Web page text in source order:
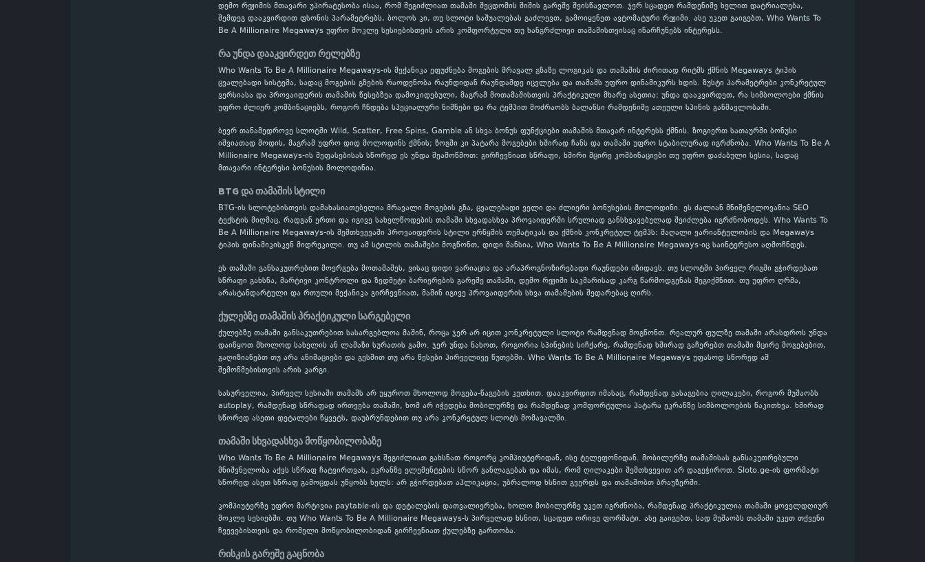
დემო რეჟიმის მთავარი უპირატესობა ისაა, რომ შეგიძლიათ თამაში შეცდომის შიშის გარეშე შეისწავლოთ. ჯერ სცადეთ რამდენიმე ხელით დატრიალება,
შემდეგ დააკვირდით ფსონის პარამეტრებს, ბოლოს კი, თუ სლოტი საშუალებას გაძლევთ, გამოიყენეთ ავტომატური რეჟიმი. ასე უკეთ გაიგებთ, Who Wants To
Be A Millionaire Megaways უფრო მოკლე სესიებისთვის არის კომფორტული თუ ხანგრძლივი თამაშისთვისაც ინარჩუნებს ინტერესს.
რა უნდა დააკვირდეთ რელებზე
Who Wants To Be A Millionaire Megaways-ის მექანიკა ეფუძნება მოგების მრავალ გზაზე ლოგიკას და თამაშის ძირითად რიტმს ქმნის Megaways ტიპის
ცვალებადი სისტემა, სადაც მოგების გზების რაოდენობა რაუნდიდან რაუნდამდე იცვლება და თამაშს უფრო დინამიკურს ხდის. ზუსტი პარამეტრები კონკრეტულ
ვერსიასა და პროვაიდერის თამაშის წესებზეა დამოკიდებული, მაგრამ მოთამაშისთვის პრაქტიკული მხარე ასეთია: უნდა დააკვირდეთ, რა სიმბოლოები ქმნის
უფრო ძლიერ კომბინაციებს, როგორ ჩნდება სპეციალური ნიშნები და რა ტემპით მოძრაობს ბალანსი რამდენიმე ათეული სპინის განმავლობაში.
ბევრ თანამედროვე სლოტში Wild, Scatter, Free Spins, Gamble ან სხვა ბონუს ფუნქციები თამაშის მთავარ ინტერესს ქმნის. ზოგიერთ სათაურში ბონუსი
იშვიათად მოდის, მაგრამ უფრო დიდ მოლოდინს ქმნის; ზოგში კი პატარა მოგებები ხშირად ჩანს და თამაში უფრო სტაბილურად იგრძნობა. Who Wants To Be A
Millionaire Megaways-ის შეფასებისას სწორედ ეს უნდა შეამოწმოთ: გირჩევნიათ სწრაფი, ხშირი მცირე კომბინაციები თუ უფრო დაძაბული სესია, სადაც
მთავარი ინტერესი ბონუსის მოლოდინია.
BTG და თამაშის სტილი
BTG-ის სლოტებისთვის დამახასიათებელია მრავალი მოგების გზა, ცვალებადი ველი და ძლიერი ბონუსების მოლოდინი. ეს ძალიან მნიშვნელოვანია SEO
ტექსტის მიღმაც, რადგან ერთი და იგივე სახელწოდების თამაში სხვადასხვა პროვაიდერში სრულიად განსხვავებულად შეიძლება იგრძნობოდეს. Who Wants To
Be A Millionaire Megaways-ის შემთხვევაში პროვაიდერის სტილი ერწყმის თემატიკას და ქმნის კონკრეტულ ტემპს: მაღალი ვარიანტულობის და Megaways
ტიპის დინამიკისკენ მიდრეკილი. თუ ამ სტილის თამაშები მოგწონთ, დიდი შანსია, Who Wants To Be A Millionaire Megaways-იც საინტერესო აღმოჩნდეს.
ეს თამაში განსაკუთრებით მოერგება მოთამაშეს, ვისაც დიდი ვარიაცია და არაპროგნოზირებადი რაუნდები იზიდავს. თუ სლოტში პირველ რიგში გჭირდებათ
სწრაფი გახსნა, მარტივი კონტროლი და ზედმეტი ბარიერების გარეშე თამაში, დემო რეჟიმი საკმარისად კარგ წარმოდგენას შეგიქმნით. თუ უფრო ღრმა,
არასტანდარტული და რთული მექანიკა გირჩევნიათ, მაშინ იგივე პროვაიდერის სხვა თამაშების შედარებაც ღირს.
ქულებზე თამაშის პრაქტიკული სარგებელი
ქულებზე თამაში განსაკუთრებით სასარგებლოა მაშინ, როცა ჯერ არ იცით კონკრეტული სლოტი რამდენად მოგწონთ. რეალურ ფულზე თამაში არასდროს უნდა
დაიწყოთ მხოლოდ სახელის ან ლამაზი სურათის გამო. ჯერ უნდა ნახოთ, როგორია სპინების სიჩქარე, რამდენად ხშირად გაჩერებთ თამაში მცირე მოგებებით,
გაღიზიანებთ თუ არა ანიმაციები და გესმით თუ არა წესები პირველივე წუთებში. Who Wants To Be A Millionaire Megaways უფასოდ სწორედ ამ
შემოწმებისთვის არის კარგი.
სასურველია, პირველ სესიაში თამაშს არ უყუროთ მხოლოდ მოგება-წაგების კუთხით. დააკვირდით იმასაც, რამდენად გასაგებია ღილაკები, როგორ მუშაობს
autoplay, რამდენად სწრაფად ირთვება თამაში, ხომ არ იჭედება მობილურზე და რამდენად კომფორტულია პატარა ეკრანზე სიმბოლოების წაკითხვა. ხშირად
სწორედ ასეთი დეტალები წყვეტს, დაუბრუნდებით თუ არა კონკრეტულ სლოტს მომავალში.
თამაში სხვადასხვა მოწყობილობაზე
Who Wants To Be A Millionaire Megaways შეგიძლიათ გახსნათ როგორც კომპიუტერიდან, ისე ტელეფონიდან. მობილურზე თამაშისას განსაკუთრებული
მნიშვნელობა აქვს სწრაფ ჩატვირთვას, ეკრანზე ელემენტების სწორ განლაგებას და იმას, რომ ღილაკები შემთხვევით არ დაგეჭიროთ. Sloto.ge-ის ფორმატი
სწორედ ასეთ სწრაფ გამოცდას უწყობს ხელს: არ გჭირდებათ აპლიკაცია, უბრალოდ ხსნით გვერდს და თამაშობთ ბრაუზერში.
კომპიუტერზე უფრო მარტივია paytable-ის და დეტალების დათვალიერება, ხოლო მობილურზე უკეთ იგრძნობა, რამდენად პრაქტიკულია თამაში ყოველდღიურ
მოკლე სესიებში. თუ Who Wants To Be A Millionaire Megaways-ს პირველად ხსნით, სცადეთ ორივე ფორმატი. ასე გაიგებთ, სად მუშაობს თამაში უკეთ თქვენი
ჩვევებისთვის და რომელი მოწყობილობიდან გირჩევნიათ ქულებზე გართობა.
რისკის გარეშე გაცნობა